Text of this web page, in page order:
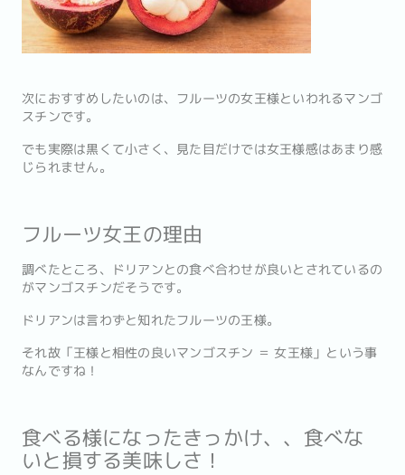
次におすすめしたいのは、フルーツの女王様といわれるマンゴ
スチンです。
でも実際は黒くて小さく、見た目だけでは女王様感はあまり感
じられません。
フルーツ女王の理由
調べたところ、ドリアンとの食べ合わせが良いとされているの
がマンゴスチンだそうです。
ドリアンは言わずと知れたフルーツの王様。
それ故「王様と相性の良いマンゴスチン ＝ 女王様」という事
なんですね！
食べる様になったきっかけ、、食べな
いと損する美味しさ！